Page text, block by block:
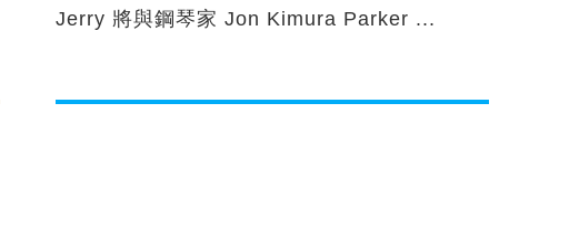
Jerry 將與鋼琴家 Jon Kimura Parker ...